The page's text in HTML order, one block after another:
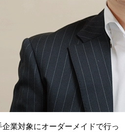
業対象にオーダーメイドで行っ